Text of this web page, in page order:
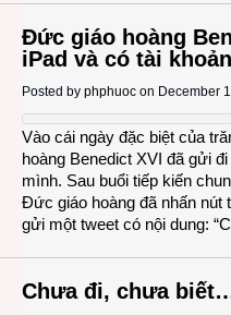
Đức giáo hoàng
iPad và có tài
Posted by phphuoc on December
Vào cái ngày đặc biệt của
hoàng Benedict XVI đã gửi
mình. Sau buổi tiếp kiến
Đức giáo hoàng đã nhấn nút
gửi một tweet có nội dung:
Chưa đi, chưa